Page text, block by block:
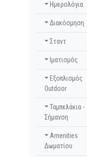
Ημερολόγια
Διακόσμηση
Σταντ
Ιματισμός
Εξοπλισμός
Outdoor
Ταμπελάκια -
Σήμανση
Amenities
Δωματίου